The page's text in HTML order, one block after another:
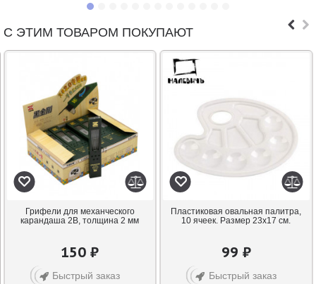
С ЭТИМ ТОВАРОМ ПОКУПАЮТ
Грифели для механческого
карандаша 2B, толщина 2 мм
150 ₽
Быстрый заказ
Пластиковая овальная палитра,
10 ячеек. Размер 23х17 см.
99 ₽
Быстрый заказ